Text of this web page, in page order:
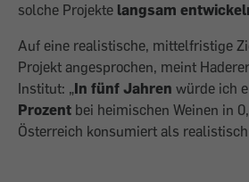
solche Projekte langsam
Auf eine realistische, mittelfristige
Projekt angesprochen, meint
Institut: „In fünf Jahren würde ich
Prozent bei heimischen Weinen in
Österreich konsumiert als